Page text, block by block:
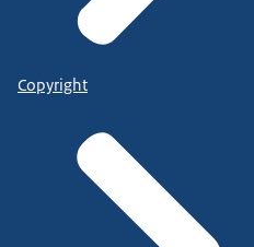
Copyright